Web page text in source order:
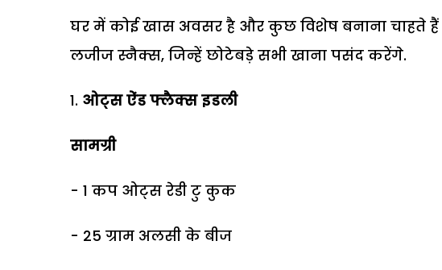
घर में कोई खास अवसर है और कुछ विशेष बनाना चाहते
लजीज स्नैक्स, जिन्हें छोटेबड़े सभी खाना पसंद करेंगे.
ओट्स ऐंड फ्लैक्स इडली
सामग्री
- 1 कप ओट्स रेडी टु कुक
- 25 ग्राम अलसी के बीज